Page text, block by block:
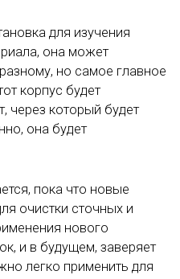
для изучения
она может
но самое главное
корпус будет
через который будет
она будет
пока что новые
очистки сточных и
нового
и в будущем, заверяет
легко применить для